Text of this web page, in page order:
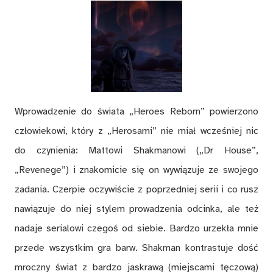
Wprowadzenie do świata „Heroes Reborn” powierzono
człowiekowi, który z „Herosami” nie miał wcześniej nic
do czynienia: Mattowi Shakmanowi („Dr House”,
„Revenege”) i znakomicie się on wywiązuje ze swojego
zadania. Czerpie oczywiście z poprzedniej serii i co rusz
nawiązuje do niej stylem prowadzenia odcinka, ale też
nadaje serialowi czegoś od siebie. Bardzo urzekła mnie
przede wszystkim gra barw. Shakman kontrastuje dość
mroczny świat z bardzo jaskrawą (miejscami tęczową)